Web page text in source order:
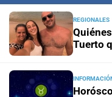
En
REGIONALES
Tuerto